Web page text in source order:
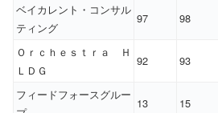
ベイカレント・コンサル
ティング
97 98
Ｏｒｃｈｅｓｔｒａ Ｈ
ＬＤＧ
92 93
フィードフォースグルー
13 15